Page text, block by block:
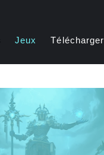
Jeux Télécharger